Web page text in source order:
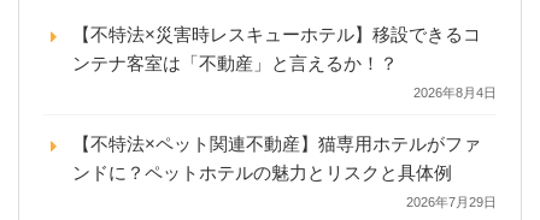
【不特法×災害時レスキューホテル】移設できるコ
ンテナ客室は「不動産」と言えるか！？
2026年8月4日
【不特法×ペット関連不動産】猫専用ホテルがファ
ンドに？ペットホテルの魅力とリスクと具体例
2026年7月29日